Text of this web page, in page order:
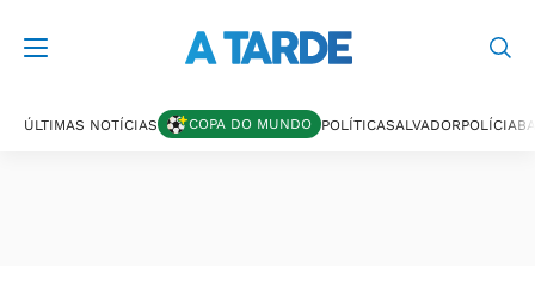
ÚLTIMAS NOTÍCIAS COPA DO MUNDO POLÍTICASALVADORPOLÍCIA